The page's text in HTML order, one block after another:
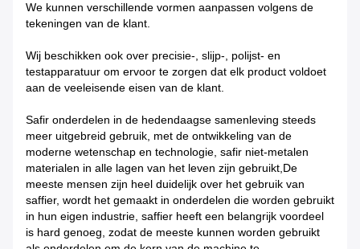
We kunnen verschillende vormen aanpassen volgens de
tekeningen van de klant.
Wij beschikken ook over precisie-, slijp-, polijst- en
testapparatuur om ervoor te zorgen dat elk product voldoet
aan de veeleisende eisen van de klant.
Safir onderdelen in de hedendaagse samenleving steeds
meer uitgebreid gebruik, met de ontwikkeling van de
moderne wetenschap en technologie, safir niet-metalen
materialen in alle lagen van het leven zijn gebruikt,De
meeste mensen zijn heel duidelijk over het gebruik van
saffier, wordt het gemaakt in onderdelen die worden gebruikt
in hun eigen industrie, saffier heeft een belangrijk voordeel
is hard genoeg, zodat de meeste kunnen worden gebruikt